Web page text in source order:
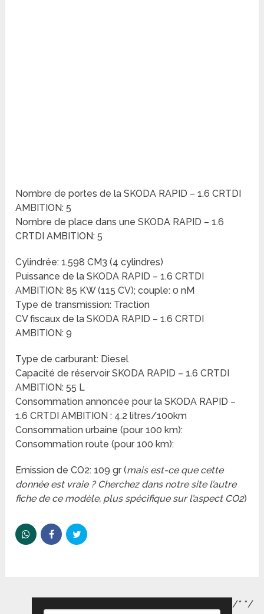
Nombre de portes de la SKODA RAPID – 1.6 CRTDI
AMBITION: 5
Nombre de place dans une SKODA RAPID – 1.6
CRTDI AMBITION: 5
Cylindrée: 1.598 CM3 (4 cylindres)
Puissance de la SKODA RAPID – 1.6 CRTDI
AMBITION: 85 KW (115 CV); couple: 0 nM
Type de transmission: Traction
CV fiscaux de la SKODA RAPID – 1.6 CRTDI
AMBITION: 9
Type de carburant: Diesel
Capacité de réservoir SKODA RAPID – 1.6 CRTDI
AMBITION: 55 L
Consommation annoncée pour la SKODA RAPID –
1.6 CRTDI AMBITION : 4.2 litres/100km
Consommation urbaine (pour 100 km):
Consommation route (pour 100 km):
Emission de CO2: 109 gr (mais est-ce que cette
donnée est vraie ? Cherchez dans notre site l’autre
fiche de ce modèle, plus spécifique sur l’aspect CO2)
/* */